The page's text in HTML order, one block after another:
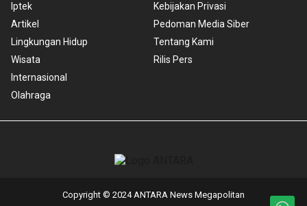
Iptek
Artikel
Lingkungan Hidup
Wisata
Internasional
Olahraga
Kebijakan Privasi
Pedoman Media Siber
Tentang Kami
Rilis Pers
Copyright © 2024 ANTARA News Megapolitan